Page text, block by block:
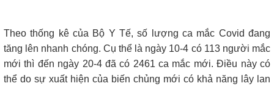
Theo thống kê của Bộ Y Tế, số lượng ca mắc Covid đang
tăng lên nhanh chóng. Cụ thể là ngày 10-4 có 113 người mắc
mới thì đến ngày 20-4 đã có 2461 ca mắc mới. Điều này có
thể do sự xuất hiện của biến chủng mới có khả năng lây lan